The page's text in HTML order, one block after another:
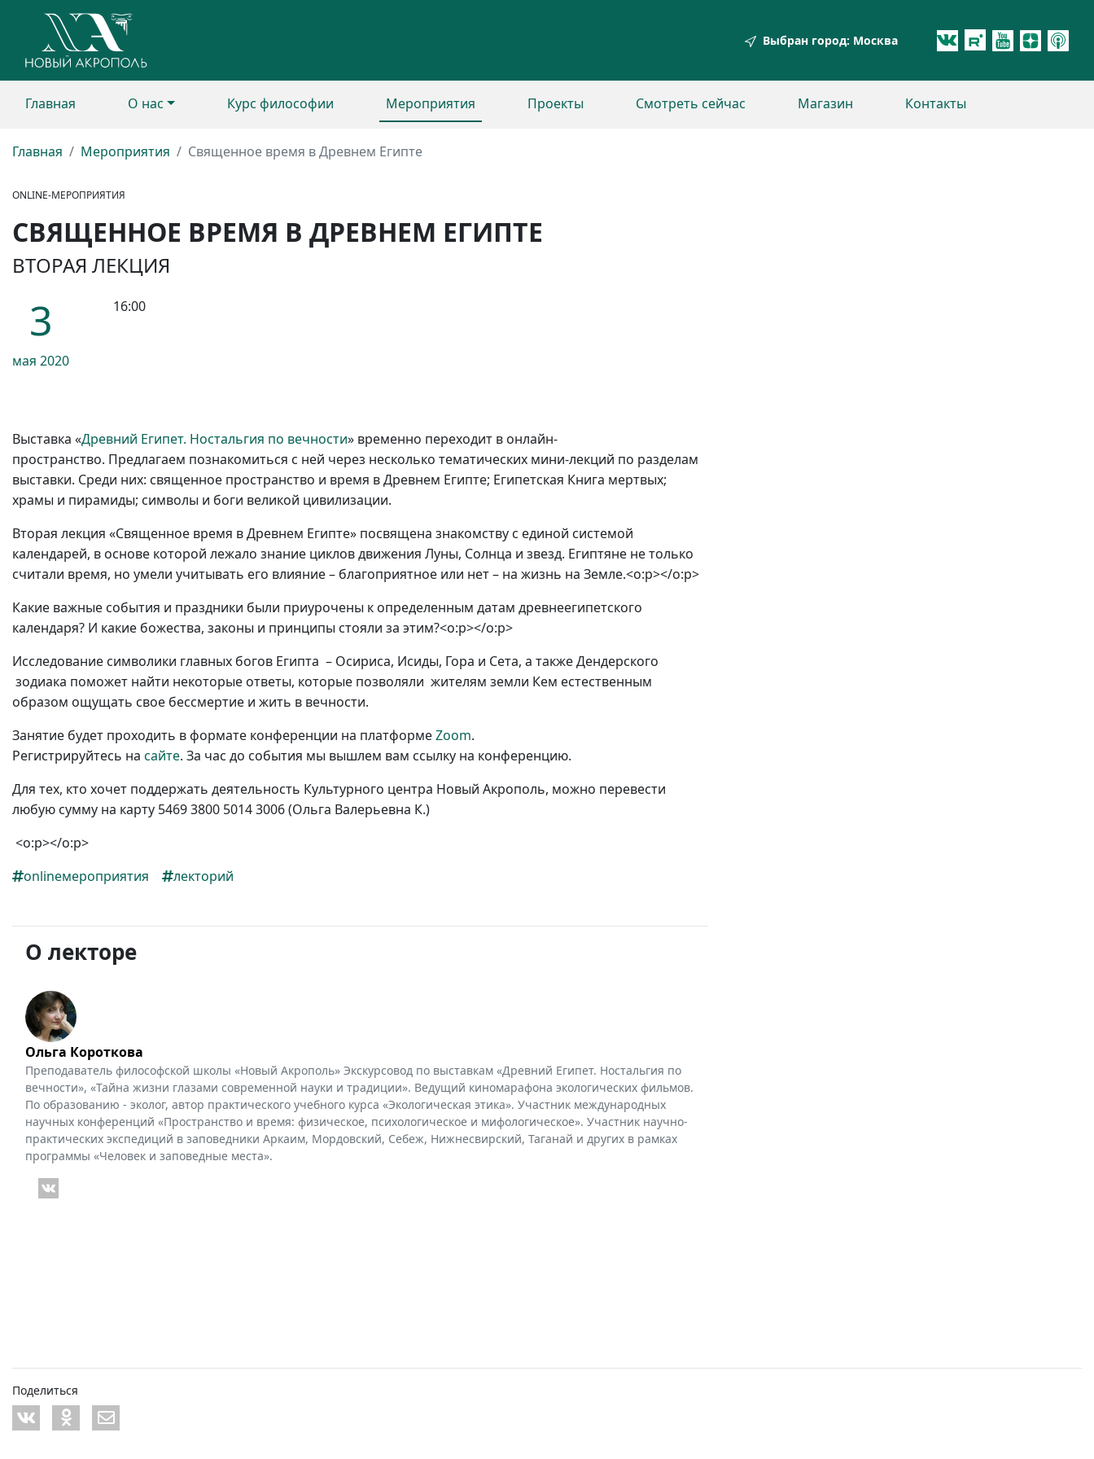
Выбран город: Москва
Главная О нас Курс философии Мероприятия Проекты Смотреть сейчас Магазин Контакты
Главная Мероприятия Священное время в Древнем Египте
ONLINE-МЕРОПРИЯТИЯ
СВЯЩЕННОЕ ВРЕМЯ В ДРЕВНЕМ ЕГИПТЕ
ВТОРАЯ ЛЕКЦИЯ
3
мая 2020
16:00
Выставка «Древний Египет. Ностальгия по вечности» временно переходит в онлайн-
пространство. Предлагаем познакомиться с ней через несколько тематических мини-лекций по разделам
выставки. Среди них: священное пространство и время в Древнем Египте; Египетская Книга мертвых;
храмы и пирамиды; символы и боги великой цивилизации.
Вторая лекция «Священное время в Древнем Египте» посвящена знакомству с единой системой
календарей, в основе которой лежало знание циклов движения Луны, Солнца и звезд. Египтяне не только
считали время, но умели учитывать его влияние – благоприятное или нет – на жизнь на Земле.<o:p></o:p>
Какие важные события и праздники были приурочены к определенным датам древнеегипетского
календаря? И какие божества, законы и принципы стояли за этим?<o:p></o:p>
Исследование символики главных богов Египта – Осириса, Исиды, Гора и Сета, а также Дендерского
зодиака поможет найти некоторые ответы, которые позволяли жителям земли Кем естественным
образом ощущать свое бессмертие и жить в вечности.
Занятие будет проходить в формате конференции на платформеZoom.
Регистрируйтесь на сайте. За час до события мы вышлем вам ссылку на конференцию.
Для тех, кто хочет поддержать деятельность Культурного центра Новый Акрополь, можно перевести
любую сумму на карту 5469 3800 5014 3006 (Ольга Валерьевна К.)
<o:p></o:p>
onlineмероприятия
лекторий
О лекторе
Ольга Короткова
Преподаватель философской школы «Новый Акрополь» Экскурсовод по выставкам «Древний Египет. Ностальгия по
вечности», «Тайна жизни глазами современной науки и традиции». Ведущий киномарафона экологических фильмов.
По образованию - эколог, автор практического учебного курса «Экологическая этика». Участник международных
научных конференций «Пространство и время: физическое, психологическое и мифологическое». Участник научно-
практических экспедиций в заповедники Аркаим, Мордовский, Себеж, Нижнесвирский, Таганай и других в рамках
программы «Человек и заповедные места».
Поделиться